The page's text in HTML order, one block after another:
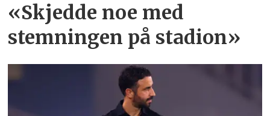
«Skjedde noe med
stemningen på stadion»